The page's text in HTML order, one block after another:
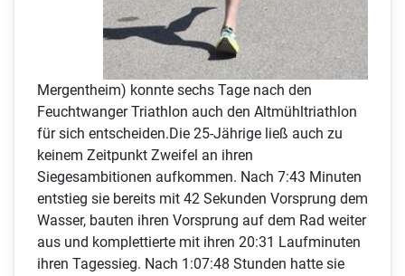
Mergentheim) konnte sechs Tage nach den
Feuchtwanger Triathlon auch den Altmühltriathlon
für sich entscheiden.Die 25-Jährige ließ auch zu
keinem Zeitpunkt Zweifel an ihren
Siegesambitionen aufkommen. Nach 7:43 Minuten
entstieg sie bereits mit 42 Sekunden Vorsprung dem
Wasser, bauten ihren Vorsprung auf dem Rad weiter
aus und komplettierte mit ihren 20:31 Laufminuten
ihren Tagessieg. Nach 1:07:48 Stunden hatte sie